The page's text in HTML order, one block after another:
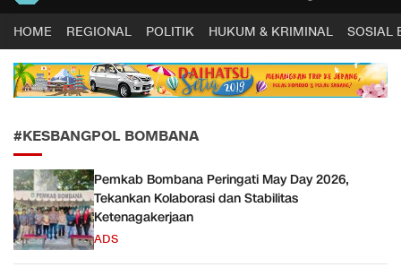
Harapan Sultra .COM |
Lugas, Tuntas dan Terpercaya
HOME REGIONAL POLITIK HUKUM & KRIMINAL SOSIAL
#KESBANGPOL BOMBANA
Pemkab Bombana Peringati May Day 2026,
Tekankan Kolaborasi dan Stabilitas
Ketenagakerjaan
ADS